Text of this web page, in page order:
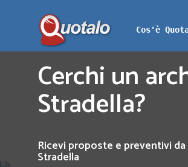
Cos'è
Cerchi un
Stradella?
Ricevi proposte e preventivi
Stradella